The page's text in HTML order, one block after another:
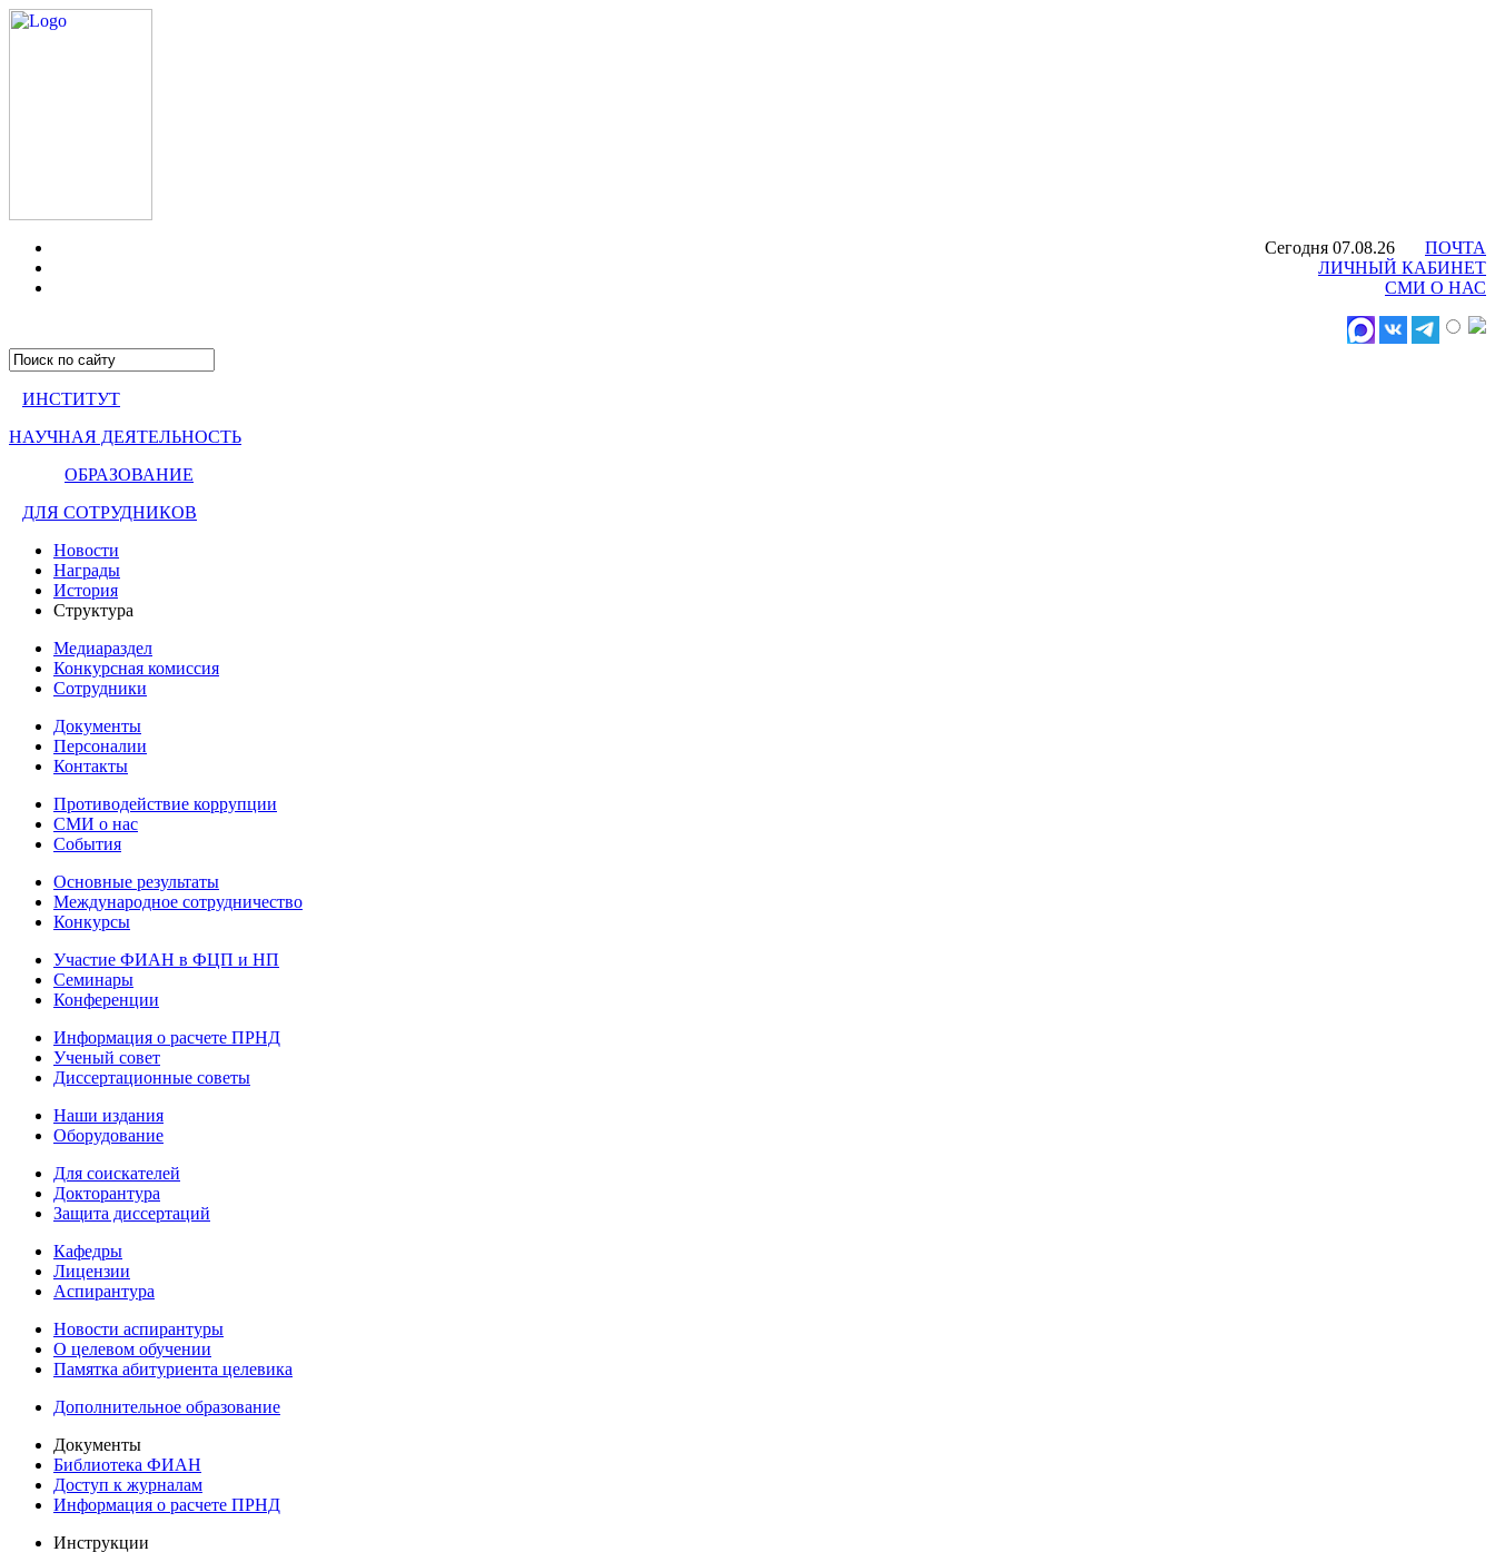
Сегодня 07.08.26
ПОЧТА
ЛИЧНЫЙ КАБИНЕТ
СМИ О НАС
ИНСТИТУТ
НАУЧНАЯ ДЕЯТЕЛЬНОСТЬ
ОБРАЗОВАНИЕ
ДЛЯ СОТРУДНИКОВ
Новости
Награды
История
Структура
Медиараздел
Конкурсная комиссия
Сотрудники
Документы
Персоналии
Контакты
Противодействие коррупции
СМИ о нас
События
Основные результаты
Международное сотрудничество
Конкурсы
Участие ФИАН в ФЦП и НП
Семинары
Конференции
Информация о расчете ПРНД
Ученый совет
Диссертационные советы
Наши издания
Оборудование
Для соискателей
Докторантура
Защита диссертаций
Кафедры
Лицензии
Аспирантура
Новости аспирантуры
О целевом обучении
Памятка абитуриента целевика
Дополнительное образование
Документы
Библиотека ФИАН
Доступ к журналам
Информация о расчете ПРНД
Инструкции